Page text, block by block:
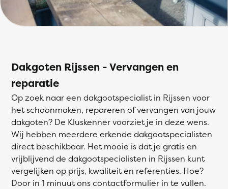
Dakgoten Rijssen - Vervangen en
reparatie
Op zoek naar een dakgootspecialist in Rijssen voor
het schoonmaken, repareren of vervangen van jouw
dakgoten? De Kluskenner voorziet je in deze wens.
Wij hebben meerdere erkende dakgootspecialisten
direct beschikbaar. Het mooie is dat je gratis en
vrijblijvend de dakgootspecialisten in Rijssen kunt
vergelijken op prijs, kwaliteit en referenties. Hoe?
Door in 1 minuut ons contactformulier in te vullen.